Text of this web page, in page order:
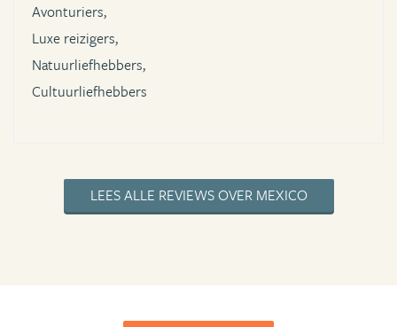
Avonturiers,
Luxe reizigers,
Natuurliefhebbers,
Cultuurliefhebbers
LEES ALLE REVIEWS OVER MEXICO